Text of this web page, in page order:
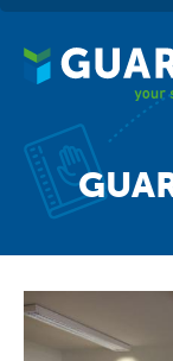
Produkte
Systeme